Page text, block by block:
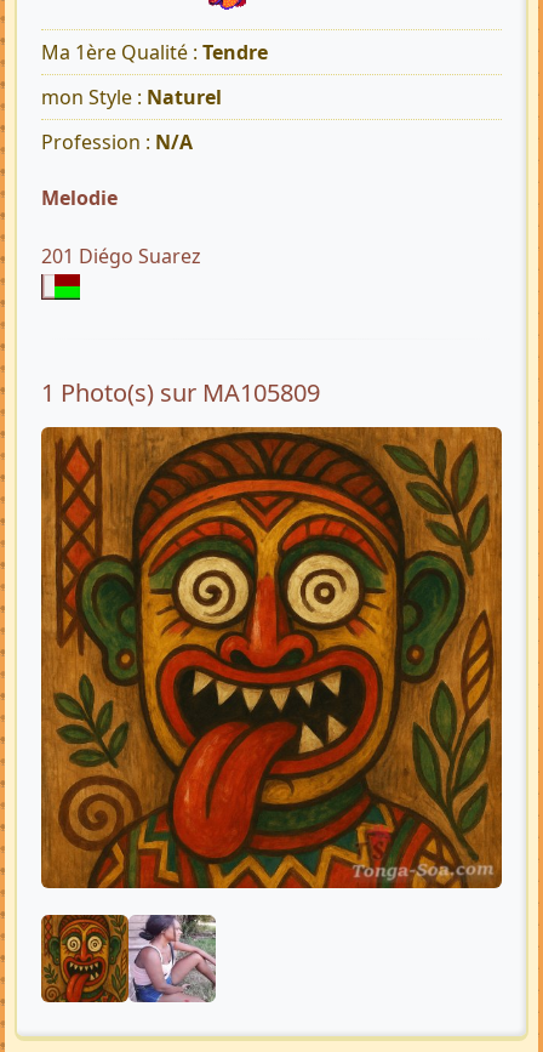
Ma 1ère Qualité : Tendre
mon Style : Naturel
Profession : N/A
Melodie
201 Diégo Suarez
1 Photo(s) sur MA105809